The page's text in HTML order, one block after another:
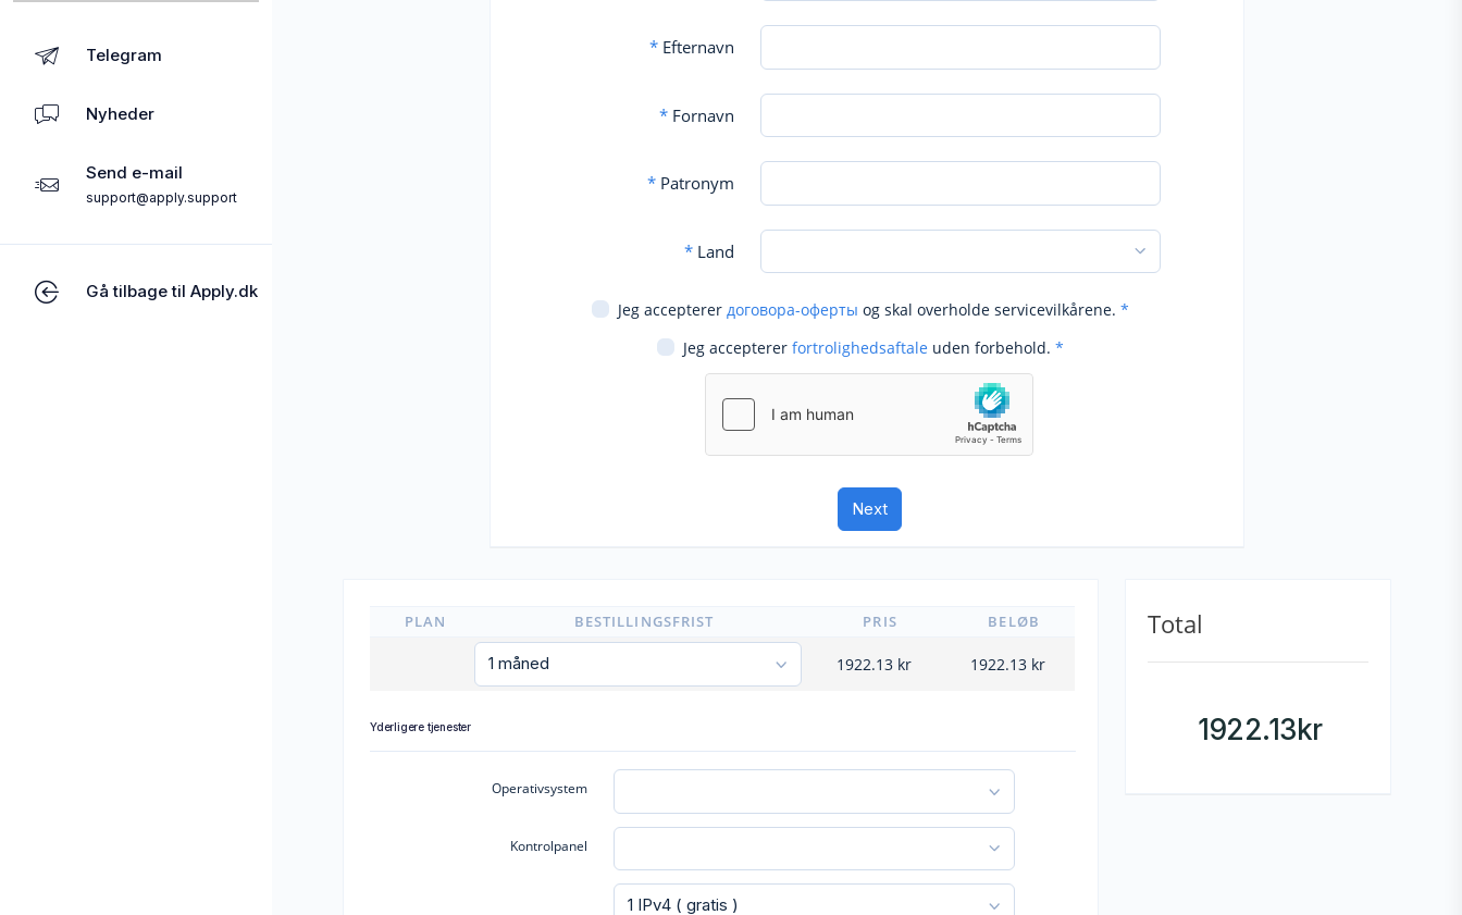
Telegram
Nyheder
Send e-mail
support@apply.support
Gå tilbage til Apply.dk
*Efternavn
*Fornavn
*Patronym
*Land
Jeg accepterer договора-оферты og skal overholde servicevilkårene. *
Jeg accepterer fortrolighedsaftale uden forbehold. *
PLAN BESTILLINGSFRIST PRIS BELØB
1922.13kr 1922.13kr
Yderligere tjenester
Operativsystem
Kontrolpanel
Total
1922.13kr